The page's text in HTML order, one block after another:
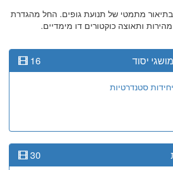
מתמטי של תנועת גופים. החל מהגדרת
ותאוצה כוקטורים דו מימדיים.
יסוד 16
סטנדרטיות
30